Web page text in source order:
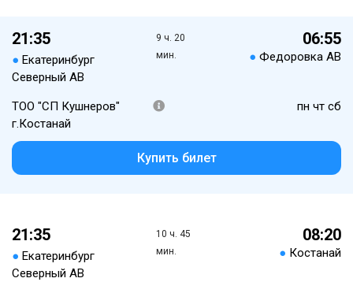
21:35
● Екатеринбург
Северный АВ
9 ч. 20
мин.
06:55
● Федоровка АВ
ТОО "СП Кушнеров"
г.Костанай
пн чт сб
Купить билет
21:35
● Екатеринбург
Северный АВ
10 ч. 45
мин.
08:20
● Костанай